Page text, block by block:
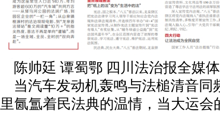
陈帅廷 谭蜀鄂 四川法治报全媒
当汽车发动机轰鸣与法槌清音
里氤氲着民法典的温情，当大运